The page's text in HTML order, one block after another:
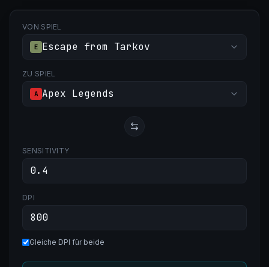
VON SPIEL
E Escape from Tarkov
ZU SPIEL
A Apex Legends
SENSITIVITY
DPI
Gleiche DPI für beide